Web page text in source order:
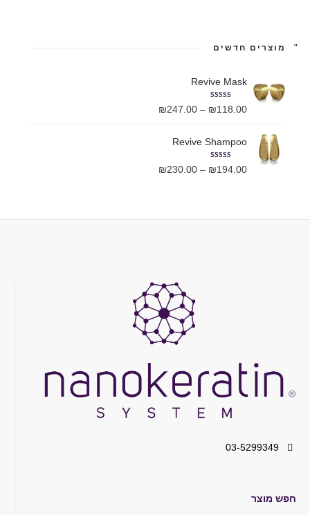
מוצרים חדשים
Revive Mask
Rated
5.00
out of 5
₪118.00
–
₪247.00
Revive Shampoo
Rated
5.00
out of 5
₪194.00
–
₪230.00
03-5299349
חפש מוצר